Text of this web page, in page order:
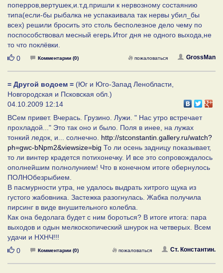
поперров,вертушек,и.т.д.пришли к нервозному состаянию
типа(если-бы рыбалка не успакаивала так нервы убил_бы
всех) решили бросить это столь бесполезное дело чему по
поспособствовал месный егерь.Итог дня не одного выхода,не
то что поклёвки.
Нравится
0 Комментарии (0) GrossMan
пожаловаться
= Другой водоем = (Юг и Юго-Запад Ленобласти,
Новгородская и Псковская обл.)
04.10.2009 12:14
ВСем привет. Вчерась. Грузино. Лужи. " Нас утро встречает
прохладой..." Это так оно и было. Поля в инее, на лужах
тонкий ледок, и... солнечно. http://stconstantin.gallery.ru/watch?
ph=gwc-bNpm2&viewsize=big То ли осень задницу показывает,
то ли винтер крадется потихонечку. И все это сопровождалось
ополнейшим полнолунием! Что в конечном итоге обернулось
ПОЛНОбезрыбием.
В пасмурности утра, не удалось выдрать хитрого щука из
густого жабовника. Застежка разогнулась. Жабка получила
пирсинг в виде внушительного колебла.
Как она бедолага будет с ним бороться? В итоге итога: пара
выходов и одын мелкоскопический шнурок на четверых. Всем
удачи и НХНЧ!!!
Нравится
0 Комментарии (0) Ст. Константин.
пожаловаться